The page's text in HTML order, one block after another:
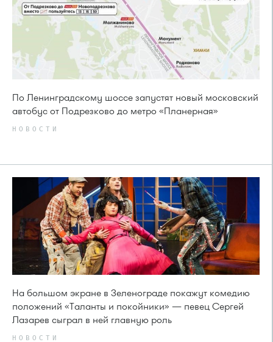
По Ленинградскому шоссе запустят новый московский
автобус от Подрезково до метро «Планерная»
НОВОСТИ
На большом экране в Зеленограде покажут комедию
положений «Таланты и покойники» — певец Сергей
Лазарев сыграл в ней главную роль
НОВОСТИ